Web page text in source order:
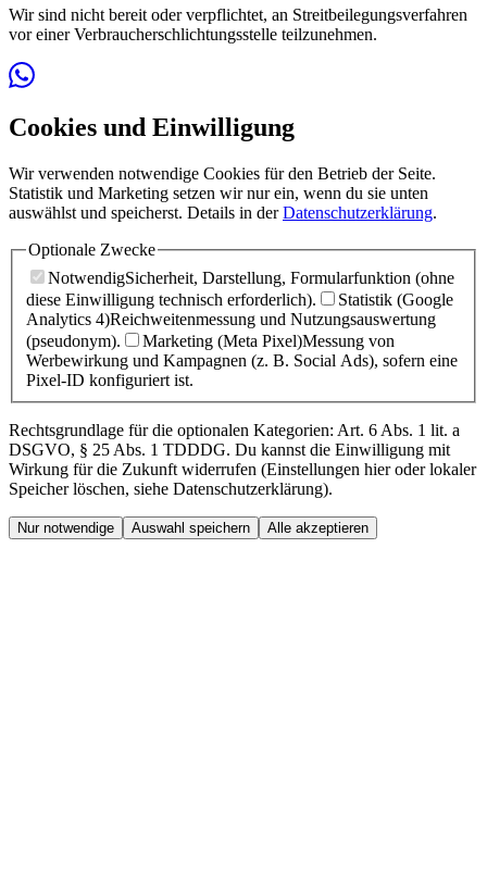
Wir sind nicht bereit oder verpflichtet, an Streitbeilegungsverfahren
vor einer Verbraucherschlichtungsstelle teilzunehmen.
Cookies und Einwilligung
Wir verwenden notwendige Cookies für den Betrieb der Seite.
Statistik und Marketing setzen wir nur ein, wenn du sie unten
auswählst und speicherst. Details in der Datenschutzerklärung.
Optionale Zwecke
NotwendigSicherheit, Darstellung, Formularfunktion (ohne
diese Einwilligung technisch erforderlich).
Statistik (Google
Analytics 4)Reichweitenmessung und Nutzungsauswertung
(pseudonym).
Marketing (Meta Pixel)Messung von
Werbewirkung und Kampagnen (z. B. Social Ads), sofern eine
Pixel-ID konfiguriert ist.
Rechtsgrundlage für die optionalen Kategorien: Art. 6 Abs. 1 lit. a
DSGVO, § 25 Abs. 1 TDDDG. Du kannst die Einwilligung mit
Wirkung für die Zukunft widerrufen (Einstellungen hier oder lokaler
Speicher löschen, siehe Datenschutzerklärung).
Nur notwendige Auswahl speichern Alle akzeptieren